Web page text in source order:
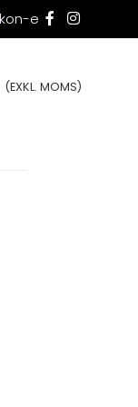
(EXKL. MOMS)